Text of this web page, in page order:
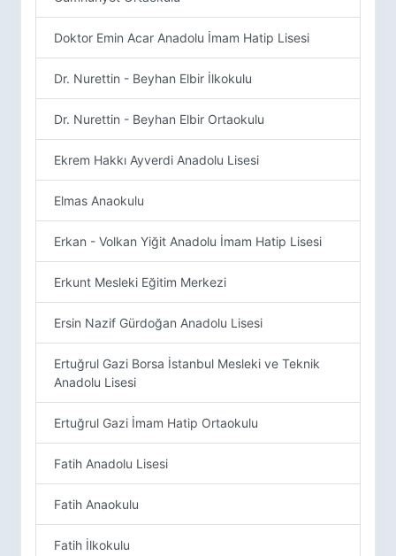
Doktor Emin Acar Anadolu İmam Hatip Lisesi
Dr. Nurettin - Beyhan Elbir İlkokulu
Dr. Nurettin - Beyhan Elbir Ortaokulu
Ekrem Hakkı Ayverdi Anadolu Lisesi
Elmas Anaokulu
Erkan - Volkan Yiğit Anadolu İmam Hatip Lisesi
Erkunt Mesleki Eğitim Merkezi
Ersin Nazif Gürdoğan Anadolu Lisesi
Ertuğrul Gazi Borsa İstanbul Mesleki ve Teknik
Anadolu Lisesi
Ertuğrul Gazi İmam Hatip Ortaokulu
Fatih Anadolu Lisesi
Fatih Anaokulu
Fatih İlkokulu